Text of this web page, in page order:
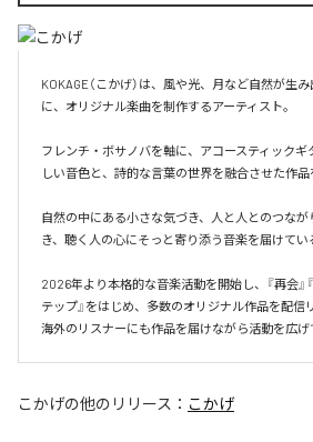
KOKAGE（こかげ）は、風や光、月など自然が生
に、オリジナル楽曲を制作するアーティスト。
フレンチ・ボサノバを軸に、アコースティック
しい音色と、詩的な言葉の世界を融合させた作品
自然の中にある小さな気づき、人と人とのつな
き、聴く人の心にそっと寄り添う音楽を届けてい
2026年より本格的な音楽活動を開始し、『再会』
テップ』をはじめ、多数のオリジナル作品を配信
海外のリスナーにも作品を届けながら活動を広げ
こかげの他のリリース： こかげ